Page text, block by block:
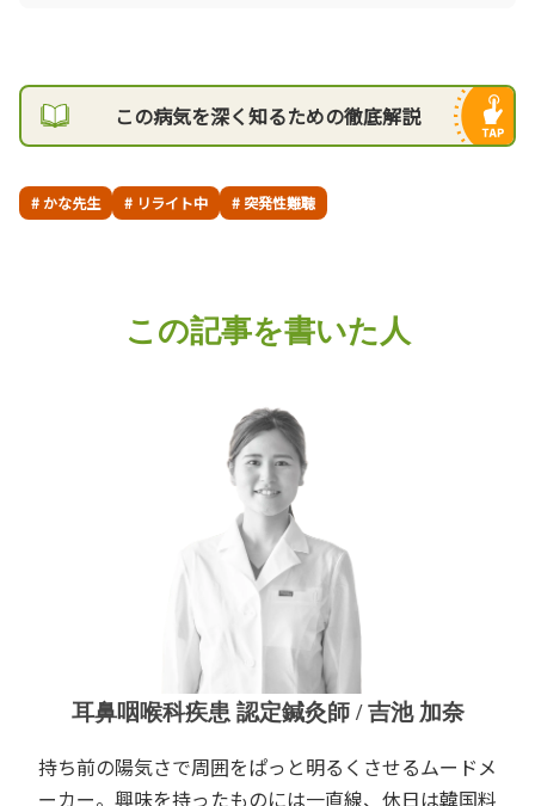
この病気を深く知るための徹底解説
# かな先生 # リライト中 # 突発性難聴
この記事を書いた人
耳鼻咽喉科疾患 認定鍼灸師 / 吉池 加奈
持ち前の陽気さで周囲をぱっと明るくさせるムードメ
ーカー。興味を持ったものには一直線、休日は韓国料